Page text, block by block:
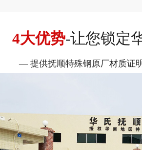
4大优势-让您锁定
— 提供抚顺特殊钢原厂材质证